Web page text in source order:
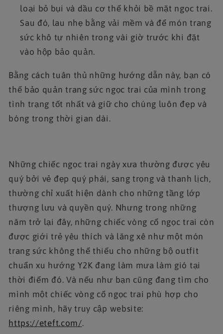
loại bỏ bụi và dầu cơ thể khỏi bề mặt ngọc trai.
Sau đó, lau nhẹ bằng vải mềm và để món trang
sức khô tự nhiên trong vài giờ trước khi đặt
vào hộp bảo quản.
Bằng cách tuân thủ những hướng dẫn này, bạn có
thể bảo quản trang sức ngọc trai của mình trong
tình trạng tốt nhất và giữ cho chúng luôn đẹp và
bóng trong thời gian dài.
Những chiếc ngọc trai ngày xưa thường được yêu
quý bởi vẻ đẹp quý phái, sang trọng và thanh lịch,
thường chỉ xuất hiện dành cho những tầng lớp
thượng lưu và quyền quý. Nhưng trong những
năm trở lại đây, những chiếc vòng cổ ngọc trai còn
được giới trẻ yêu thích và lăng xê như một món
trang sức không thể thiếu cho những bộ outfit
chuẩn xu hướng Y2K đang làm mưa làm gió tại
thời điểm đó. Và nếu như bạn cũng đang tìm cho
mình một chiếc vòng cổ ngọc trai phù hợp cho
riêng mình, hãy truy cập website:
https://eteft.com/.